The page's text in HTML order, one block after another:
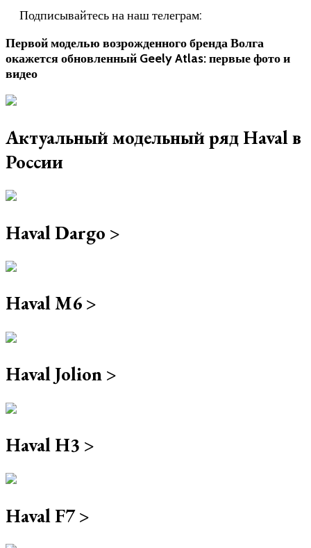
Подписывайтесь на наш телеграм:
Первой моделью возрожденного бренда Волга
окажется обновленный Geely Atlas: первые фото и
видео
Актуальный модельный ряд Haval в
России
Haval Dargo >
Haval M6 >
Haval Jolion >
Haval H3 >
Haval F7 >